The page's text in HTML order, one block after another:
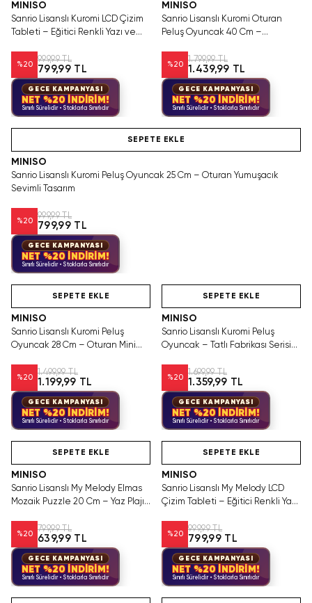
MINISO
Sanrio Lisanslı Kuromi LCD Çizim
Tableti – Eğitici Renkli Yazı ve
%20
999,99 TL
799,99 TL
GECE KAMPANYASI
NET %20 İNDİRİM!
Sınırlı Sürelidir • Stoklarla Sınırlıdır
MINISO
Sanrio Lisanslı Kuromi Oturan
Peluş Oyuncak 40 Cm –
%20
1.799,99 TL
1.439,99 TL
GECE KAMPANYASI
NET %20 İNDİRİM!
Sınırlı Sürelidir • Stoklarla Sınırlıdır
SEPETE EKLE
MINISO
Sanrio Lisanslı Kuromi Peluş Oyuncak 25 Cm – Oturan Yumuşacık
Sevimli Tasarım
%20
999,99 TL
799,99 TL
GECE KAMPANYASI
NET %20 İNDİRİM!
Sınırlı Sürelidir • Stoklarla Sınırlıdır
SEPETE EKLE
MINISO
Sanrio Lisanslı Kuromi Peluş
Oyuncak 28 Cm – Oturan Mini
%20
1.499,99 TL
1.199,99 TL
GECE KAMPANYASI
NET %20 İNDİRİM!
Sınırlı Sürelidir • Stoklarla Sınırlıdır
SEPETE EKLE
MINISO
Sanrio Lisanslı Kuromi Peluş
Oyuncak – Tatlı Fabrikası Serisi
%20
1.699,99 TL
1.359,99 TL
GECE KAMPANYASI
NET %20 İNDİRİM!
Sınırlı Sürelidir • Stoklarla Sınırlıdır
SEPETE EKLE
MINISO
Sanrio Lisanslı My Melody Elmas
Mozaik Puzzle 20 Cm – Yaz Plajı
%20
799,99 TL
639,99 TL
GECE KAMPANYASI
NET %20 İNDİRİM!
Sınırlı Sürelidir • Stoklarla Sınırlıdır
SEPETE EKLE
MINISO
Sanrio Lisanslı My Melody LCD
Çizim Tableti – Eğitici Renkli Yazı
%20
999,99 TL
799,99 TL
GECE KAMPANYASI
NET %20 İNDİRİM!
Sınırlı Sürelidir • Stoklarla Sınırlıdır